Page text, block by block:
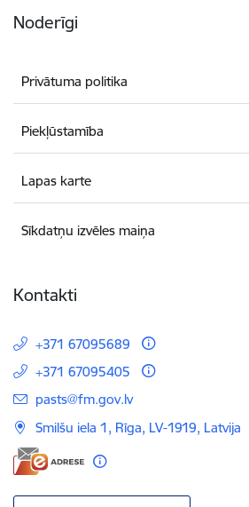
Noderīgi
Privātuma politika
Piekļūstamība
Lapas karte
Sīkdatņu izvēles maiņa
Kontakti
+371 67095689
+371 67095405
E-pasts:
pasts@fm.gov.lv
Smilšu iela 1, Rīga, LV-1919, Latvija